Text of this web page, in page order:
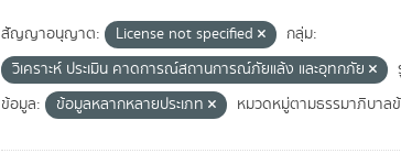
สัญญาอนุญาต: License not specified
กลุ่ม:
วิเคราะห์ ประเมิน คาดการณ์สถานการณ์ภัยแล้ง และอุทกภัย
ข้อมูล:
ข้อมูลหลากหลายประเภท หมวดหมู่ตามธรรมาภิบาล